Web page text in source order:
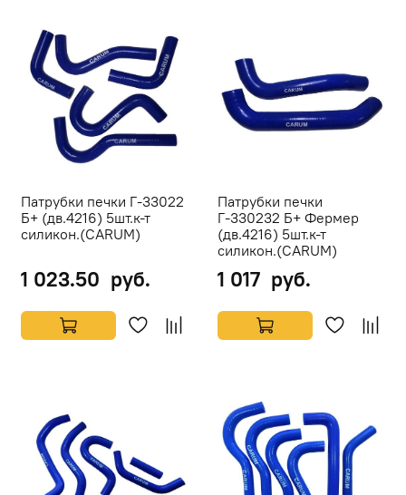
Патрубки печки Г-33022
Б+ (дв.4216) 5шт.к-т
силикон.(CARUM)
1 023.50 руб.
Патрубки печки
Г-330232 Б+ Фермер
(дв.4216) 5шт.к-т
силикон.(CARUM)
1 017 руб.